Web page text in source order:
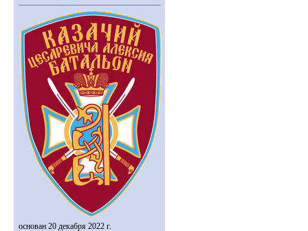
основан 20 декабря 2022 г.